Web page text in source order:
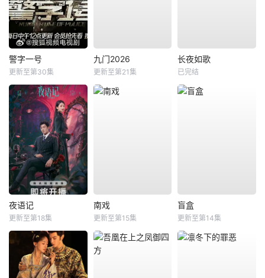
警字一号
更新至第30集
九门2026
更新至第21集
长夜如歌
已完结
夜语记
更新至第18集
南戏
更新至第15集
盲盒
更新至第14集